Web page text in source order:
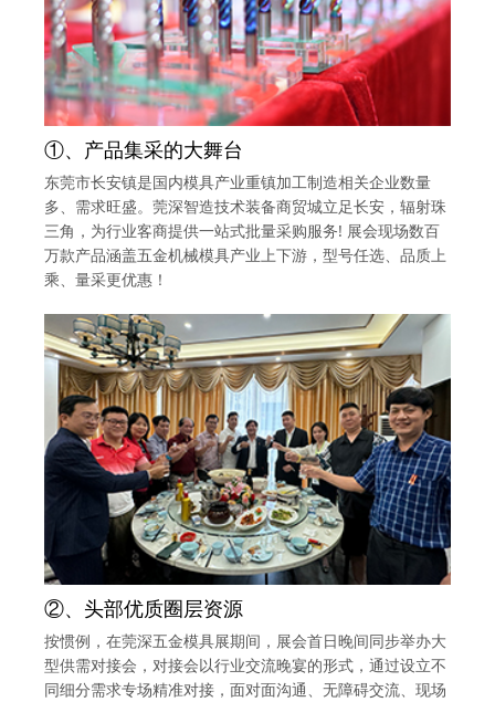
①、产品集采的大舞台
东莞市长安镇是国内模具产业重镇加工制造相关企业数量
多、需求旺盛。莞深智造技术装备商贸城立足长安，辐射珠
三角，为行业客商提供一站式批量采购服务! 展会现场数百
万款产品涵盖五金机械模具产业上下游，型号任选、品质上
乘、量采更优惠！
②、头部优质圈层资源
按惯例，在莞深五金模具展期间，展会首日晚间同步举办大
型供需对接会，对接会以行业交流晚宴的形式，通过设立不
同细分需求专场精准对接，面对面沟通、无障碍交流、现场